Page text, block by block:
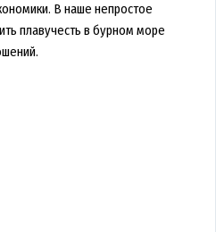
В наше непростое
плавучесть в бурном море